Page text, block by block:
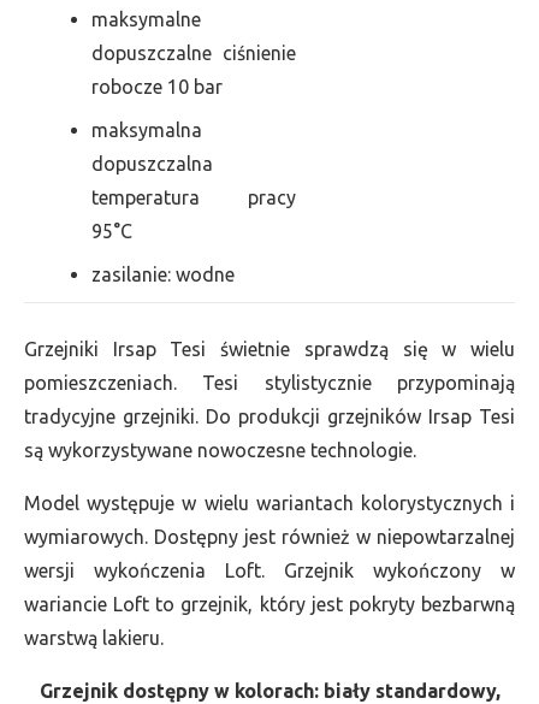
maksymalne
dopuszczalne ciśnienie
robocze 10 bar
maksymalna
dopuszczalna
temperatura pracy
95°C
zasilanie: wodne
Grzejniki Irsap Tesi świetnie sprawdzą się w wielu
pomieszczeniach. Tesi stylistycznie przypominają
tradycyjne grzejniki. Do produkcji grzejników Irsap Tesi
są wykorzystywane nowoczesne technologie.
Model występuje w wielu wariantach kolorystycznych i
wymiarowych. Dostępny jest również w niepowtarzalnej
wersji wykończenia Loft. Grzejnik wykończony w
wariancie Loft to grzejnik, który jest pokryty bezbarwną
warstwą lakieru.
Grzejnik dostępny w kolorach: biały standardowy,